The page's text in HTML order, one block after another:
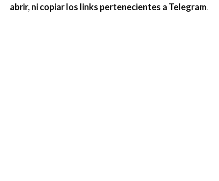
abrir, ni copiar los links pertenecientes a Telegram.